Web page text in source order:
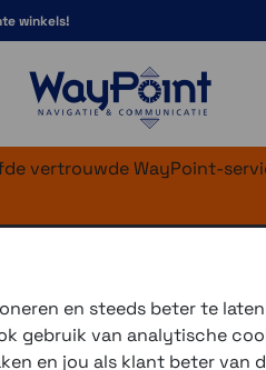
winkels!
vertrouwde WayPoint-
en steeds beter te
gebruik van analytische
en jou als klant beter van